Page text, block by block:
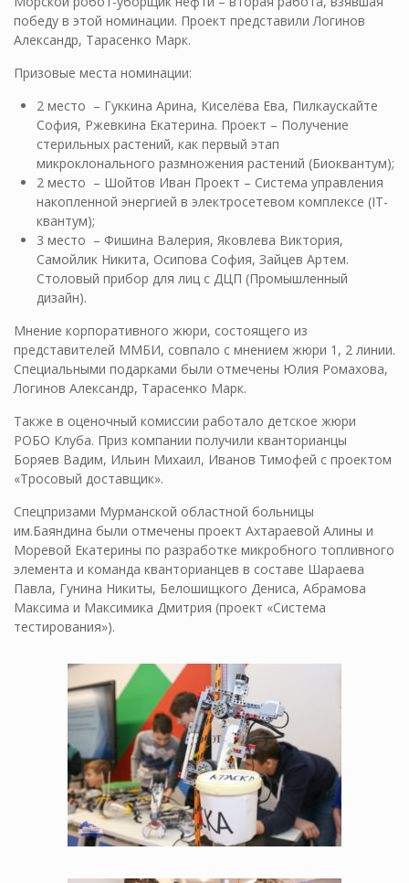
победу в этой номинации. Проект представили Логинов
Александр, Тарасенко Марк.
Призовые места номинации:
2 место – Гуккина Арина, Киселёва Ева, Пилкаускайте
София, Ржевкина Екатерина. Проект – Получение
стерильных растений, как первый этап
микроклонального размножения растений (Биоквантум);
2 место – Шойтов Иван Проект – Система управления
накопленной энергией в электросетевом комплексе (IT-
квантум);
3 место – Фишина Валерия, Яковлева Виктория,
Самойлик Никита, Осипова София, Зайцев Артем.
Столовый прибор для лиц с ДЦП (Промышленный
дизайн).
Мнение корпоративного жюри, состоящего из
представителей ММБИ, совпало с мнением жюри 1, 2 линии.
Специальными подарками были отмечены Юлия Ромахова,
Логинов Александр, Тарасенко Марк.
Также в оценочный комиссии работало детское жюри
РОБО Клуба. Приз компании получили кванторианцы
Боряев Вадим, Ильин Михаил, Иванов Тимофей с проектом
«Тросовый доставщик».
Спецпризами Мурманской областной больницы
им.Баяндина были отмечены проект Ахтараевой Алины и
Моревой Екатерины по разработке микробного топливного
элемента и команда кванторианцев в составе Шараева
Павла, Гунина Никиты, Белошищкого Дениса, Абрамова
Максима и Максимика Дмитрия (проект «Система
тестирования»).